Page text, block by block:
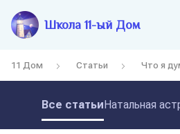
Школа 11-ый Дом
11 Дом Статьи Что я
Все статьиНатальная